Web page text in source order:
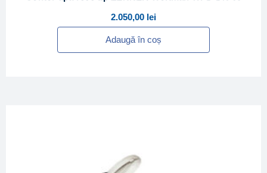
2.050,00 lei
Adaugă în coș